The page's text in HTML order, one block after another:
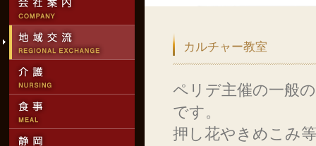
カルチャー教室
ペリデ主催の一般
です。
押し花やきめこみ